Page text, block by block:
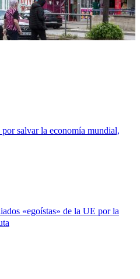
salvar la economía mundial,
«egoístas» de la UE por la